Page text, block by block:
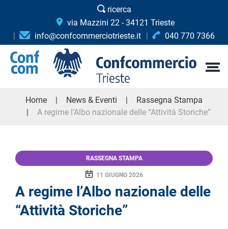
ricerca
via Mazzini 22 - 34121 Trieste
info@confcommerciotrieste.it
040 770 7366
Home News & Eventi
Rassegna Stampa
A regime l’Albo nazionale delle “Attività Storiche”
RASSEGNA STAMPA
11 GIUGNO 2026
A regime l’Albo nazionale delle
“Attività Storiche”